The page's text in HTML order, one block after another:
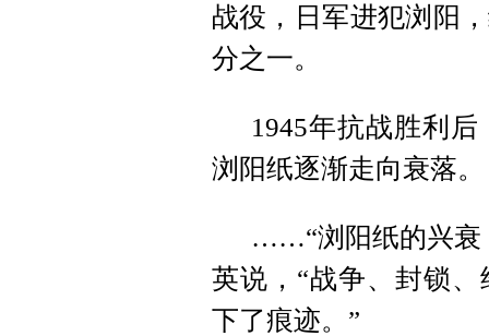
战役，日军进犯浏阳
分之一。
1945年抗战胜利
浏阳纸逐渐走向衰落。
……“浏阳纸的兴衰
英说，“战争、封锁
下了痕迹。”